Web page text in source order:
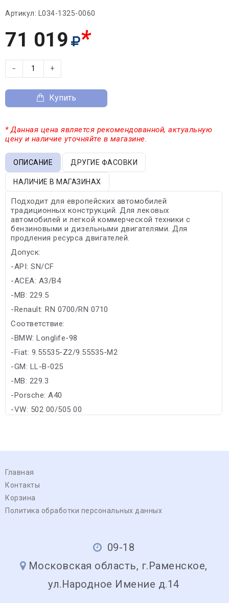
Артикул: L034-1325-0060
71 019 *
− +
Купить
* Данная цена является рекомендованной, актуальную
цену и наличие уточняйте в магазине.
ОПИСАНИЕ ДРУГИЕ ФАСОВКИ
НАЛИЧИЕ В МАГАЗИНАХ
Подходит для европейских автомобилей
традиционных конструкций. Для лековых
автомобилей и легкой коммерческой техники с
бензиновыми и дизельными двигателями. Для
продления ресурса двигателей.
Допуск:
-API: SN/CF
-ACEA: A3/B4
-MB: 229.5
-Renault: RN 0700/RN 0710
Соответствие:
-BMW: Longlife-98
-Fiat: 9.55535-Z2/9.55535-M2
-GM: LL-B-025
-MB: 229.3
-Porsche: A40
-VW: 502 00/505 00
Главная
Контакты
Корзина
Политика обработки персональных данных
09-18
Московская область, г.Раменское,
ул.Народное Имение д.14